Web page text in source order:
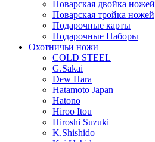
Поварская двойка ножей
Поварская тройка ножей
Подарочные карты
Подарочные Наборы
Охотничьи ножи
COLD STEEL
G.Sakai
Dew Hara
Hatamoto Japan
Hatono
Hiroo Itou
Hiroshi Suzuki
K.Shishido